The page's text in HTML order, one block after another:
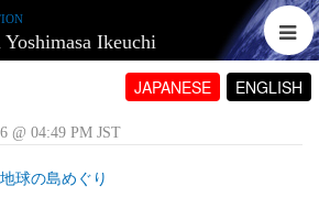
Ikeuchi
JAPANESE ENGLISH
@ 04:49 PM JST
地球の島めぐり